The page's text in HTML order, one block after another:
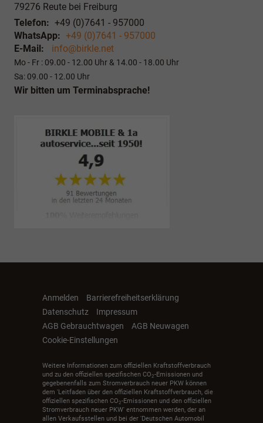
79276 Reute bei Freiburg
Telefon: +49 (0)7641 - 957000
WhatsApp: +49 (0)7641 - 957000
E-Mail:
info@birkle.net
Mo - Fr : 09.00 - 12.00 Uhr & 14.00 - 18.00 Uhr
Sa: 09.00 - 12.00 Uhr
Wir bitten um Terminabsprache!
Anmelden
Barrierefreiheitserklärung
Datenschutz
Impressum
AGB Gebrauchtwagen
AGB Neuwagen
Cookie-Einstellungen
Weitere Informationen zum offiziellen Kraftstoffverbrauch
und zu den offiziellen spezifischen CO2-Emissionen und
gegebenenfalls zum Stromverbrauch neuer PKW können
dem 'Leitfaden über den offiziellen Kraftstoffverbrauch, die
offiziellen spezifischen CO2-Emissionen und den offiziellen
Stromverbrauch neuer PKW' entnommen werden, der an
allen Verkaufsstellen und bei der 'Deutschen Automobil